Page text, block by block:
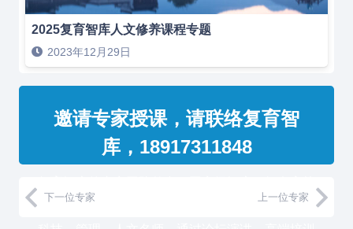
2025复育智库人文修养课程专题
2023年12月29日
邀请专家授课，请联络复育智
库，18917311848
教授和500强企业高管，汇聚国内外一流的经济、
下一位专家 上一位专家